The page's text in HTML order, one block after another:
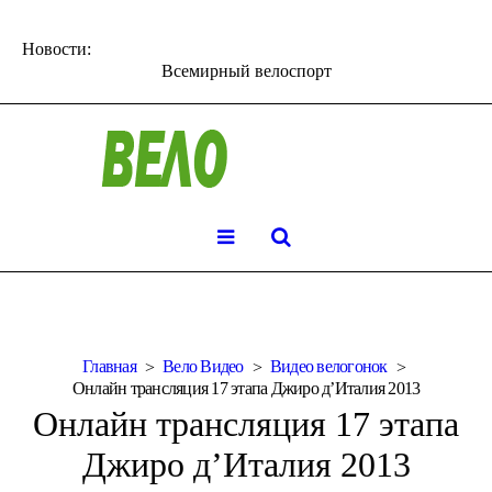
Новости:
Всемирный велоспорт
Главная Вело Видео
Видео велогонок
Онлайн трансляция 17 этапа Джиро д’Италия 2013
Онлайн трансляция 17 этапа
Джиро д’Италия 2013